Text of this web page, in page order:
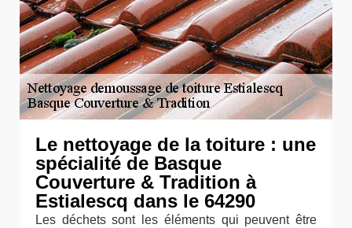
Le nettoyage de la toiture : une
spécialité de Basque
Couverture & Tradition à
Estialescq dans le 64290
Les déchets sont les éléments qui peuvent être